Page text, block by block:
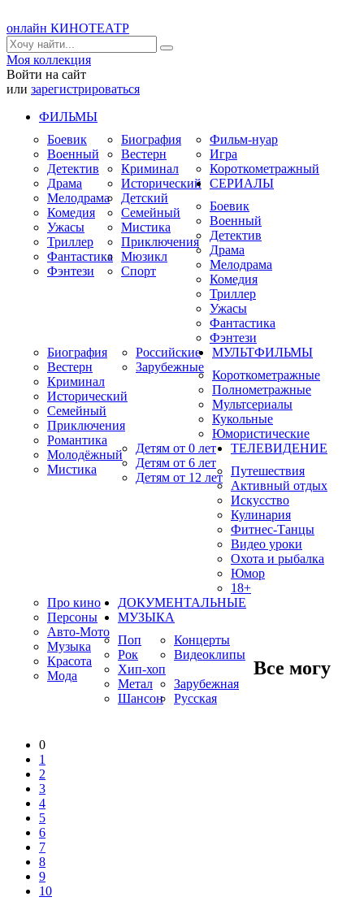
онлайн КИНОТЕАТР
Моя коллекция
Войти на сайт
или зарегистрироваться
ФИЛЬМЫ
Боевик
Военный
Детектив
Драма
Мелодрама
Комедия
Ужасы
Триллер
Фантастика
Фэнтези
Биография
Вестерн
Криминал
Исторический
Детский
Семейный
Мистика
Приключения
Мюзикл
Спорт
Фильм-нуар
Игра
Короткометражный
СЕРИАЛЫ
Боевик
Военный
Детектив
Драма
Мелодрама
Комедия
Триллер
Ужасы
Фантастика
Фэнтези
Биография
Вестерн
Криминал
Исторический
Семейный
Приключения
Романтика
Молодёжный
Мистика
Российские
Зарубежные
МУЛЬТФИЛЬМЫ
Короткометражные
Полнометражные
Мультсериалы
Кукольные
Юмористические
Детям от 0 лет
Детям от 6 лет
Детям от 12 лет
ТЕЛЕВИДЕНИЕ
Путешествия
Активный отдых
Искусство
Кулинария
Фитнес-Танцы
Видео уроки
Охота и рыбалка
Юмор
18+
Про кино
Персоны
Авто-Мото
Музыка
Красота
Мода
ДОКУМЕНТАЛЬНЫЕ
МУЗЫКА
Поп
Рок
Хип-хоп
Метал
Шансон
Концерты
Видеоклипы
Зарубежная
Русская
Все могу
0
1
2
3
4
5
6
7
8
9
10